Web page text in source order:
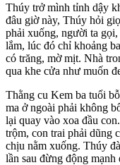
Thúy trở mình tỉnh dậy
đâu giờ này, Thúy hỏi
phải xuống, người ta
lắm, lúc đó chỉ khoảng
có trăng, mờ mịt. Nhà
qua khe cửa như muốn
Thằng cu Kem ba tuổi
ma ở ngoài phải không
lại quay vào xoa đầu
trộm, con trai phải dũng
chịu nằm xuống. Thúy
lần sau đừng động mạnh